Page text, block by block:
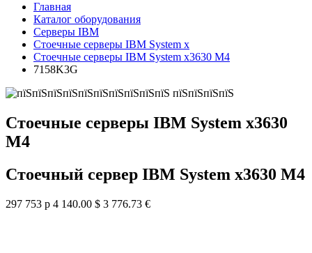
Главная
Каталог оборудования
Серверы IBM
Стоечные серверы IBM System x
Стоечные серверы IBM System x3630 M4
7158K3G
Стоечные серверы IBM System x3630
M4
Стоечный сервер IBM System x3630 M4
297 753 р 4 140.00 $ 3 776.73 €